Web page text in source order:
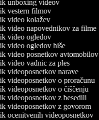
unboxing videov
vestern filmov
video kolažev
video napovednikov za filme
video ogledov
video ogledov hiše
video posnetkov avtomobilov
video vadnic za ples
videoposnetkov narave
videoposnetkov o proračunu
videoposnetkov o čiščenju
videoposnetkov z besedili
videoposnetkov z govorom
ocenitvenih videoposnetkov